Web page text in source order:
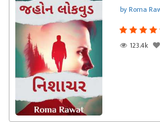
by Roma
123.4k